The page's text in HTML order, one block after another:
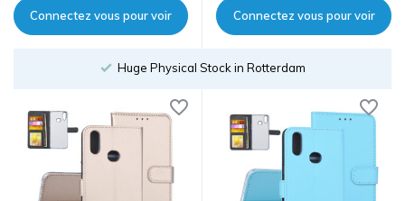
Connectez vous pour voir Connectez vous pour voir
Huge Physical Stock in Rotterdam